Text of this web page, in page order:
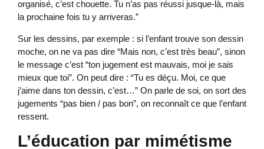
organisé, c’est chouette. Tu n’as pas réussi jusque-là, mais
la prochaine fois tu y arriveras.”
Sur les dessins, par exemple : si l’enfant trouve son dessin
moche, on ne va pas dire “Mais non, c’est très beau”, sinon
le message c’est “ton jugement est mauvais, moi je sais
mieux que toi”. On peut dire : “Tu es déçu. Moi, ce que
j’aime dans ton dessin, c’est…” On parle de soi, on sort des
jugements “pas bien / pas bon”, on reconnaît ce que l’enfant
ressent.
L’éducation par mimétisme